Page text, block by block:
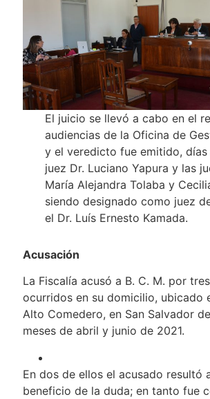
El juicio se llevó a cabo en el
audiencias de la Oficina de
y el veredicto fue emitido, días
juez Dr. Luciano Yapura y las
María Alejandra Tolaba y
siendo designado como juez
el Dr. Luís Ernesto Kamada.
Acusación
La Fiscalía acusó a B. C. M. por
ocurridos en su domicilio, ubicado
Alto Comedero, en San Salvador
meses de abril y junio de 2021.
En dos de ellos el acusado resultó
beneficio de la duda; en tanto fue